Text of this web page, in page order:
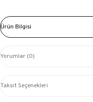
Ürün Bilgisi
Yorumlar (0)
Taksit Seçenekleri